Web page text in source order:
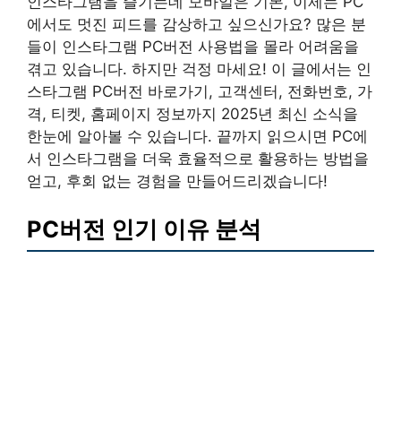
에서도 멋진 피드를 감상하고 싶으신가요? 많은 분
들이 인스타그램 PC버전 사용법을 몰라 어려움을
겪고 있습니다. 하지만 걱정 마세요! 이 글에서는 인
스타그램 PC버전 바로가기, 고객센터, 전화번호, 가
격, 티켓, 홈페이지 정보까지 2025년 최신 소식을
한눈에 알아볼 수 있습니다. 끝까지 읽으시면 PC에
서 인스타그램을 더욱 효율적으로 활용하는 방법을
얻고, 후회 없는 경험을 만들어드리겠습니다!
PC버전 인기 이유 분석